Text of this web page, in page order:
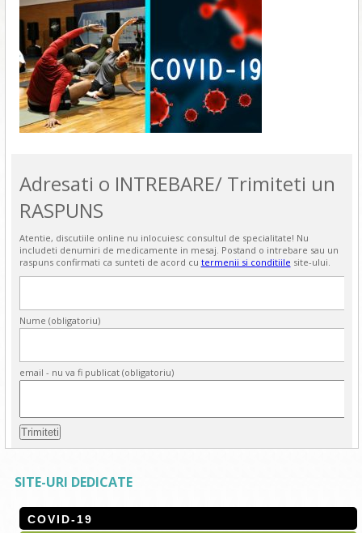
Adresati o INTREBARE/ Trimiteti un
RASPUNS
Atentie, discutiile online nu inlocuiesc consultul de specialitate! Nu
includeti denumiri de medicamente in mesaj. Postand o intrebare sau un
raspuns confirmati ca sunteti de acord cu termenii si conditiile site-ului.
Nume (obligatoriu)
email - nu va fi publicat (obligatoriu)
SITE-URI DEDICATE
COVID-19